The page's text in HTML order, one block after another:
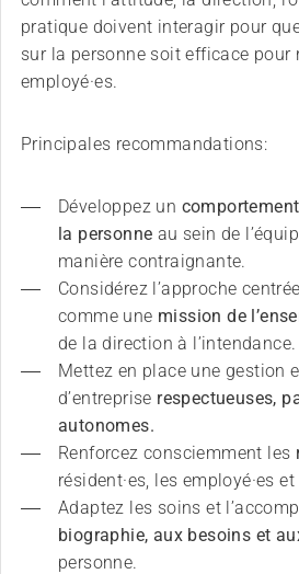
pratique doivent interagir pour
sur la personne soit efficace pour
employé·es.
Principales recommandations:
Développez un
la personne au sein de
manière contraignante.
Considérez l’approche
comme une mission de
de la direction à l’intendance.
Mettez en place une gestion
d’entreprise respectueuses,
autonomes.
Renforcez consciemment les
résident·es, les employé·es
Adaptez les soins et
biographie, aux besoins et
personne.